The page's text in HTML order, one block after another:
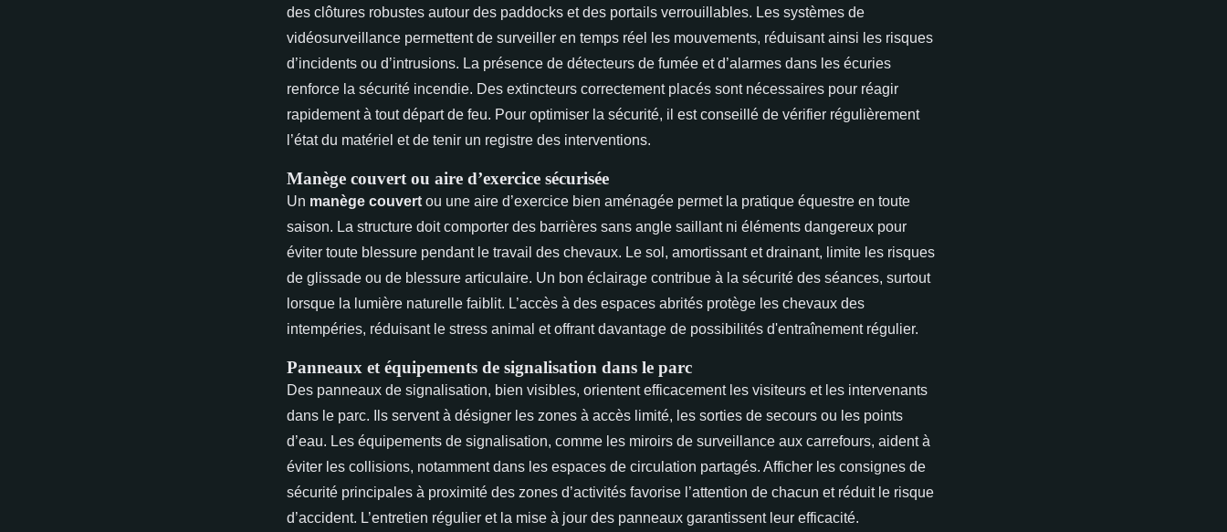
des clôtures robustes autour des paddocks et des portails verrouillables. Les systèmes de
vidéosurveillance permettent de surveiller en temps réel les mouvements, réduisant ainsi les risques
d’incidents ou d’intrusions. La présence de détecteurs de fumée et d’alarmes dans les écuries
renforce la sécurité incendie. Des extincteurs correctement placés sont nécessaires pour réagir
rapidement à tout départ de feu. Pour optimiser la sécurité, il est conseillé de vérifier régulièrement
l’état du matériel et de tenir un registre des interventions.
Manège couvert ou aire d’exercice sécurisée
Un manège couvert ou une aire d’exercice bien aménagée permet la pratique équestre en toute
saison. La structure doit comporter des barrières sans angle saillant ni éléments dangereux pour
éviter toute blessure pendant le travail des chevaux. Le sol, amortissant et drainant, limite les risques
de glissade ou de blessure articulaire. Un bon éclairage contribue à la sécurité des séances, surtout
lorsque la lumière naturelle faiblit. L’accès à des espaces abrités protège les chevaux des
intempéries, réduisant le stress animal et offrant davantage de possibilités d'entraînement régulier.
Panneaux et équipements de signalisation dans le parc
Des panneaux de signalisation, bien visibles, orientent efficacement les visiteurs et les intervenants
dans le parc. Ils servent à désigner les zones à accès limité, les sorties de secours ou les points
d’eau. Les équipements de signalisation, comme les miroirs de surveillance aux carrefours, aident à
éviter les collisions, notamment dans les espaces de circulation partagés. Afficher les consignes de
sécurité principales à proximité des zones d’activités favorise l’attention de chacun et réduit le risque
d’accident. L’entretien régulier et la mise à jour des panneaux garantissent leur efficacité.